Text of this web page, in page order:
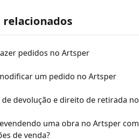
pedidos no Artsper
um pedido no Artsper
de devolução e direito de retirada
uma obra no Artsper
de venda?